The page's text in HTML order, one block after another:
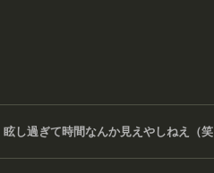
眩し過ぎて時間なんか見えやしねえ（笑